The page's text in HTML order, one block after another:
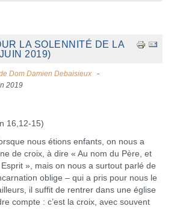
LA SOLENNITÉ DE LA
2019)
Dom Damien Debaisieux
2019
16,12-15)
nous étions enfants, on nous a
de croix, à dire « Au nom du Père, et
», mais on nous a surtout parlé de
oblige – qui a pris pour nous le
il suffit de rentrer dans une église
compte : c’est la croix, avec souvent